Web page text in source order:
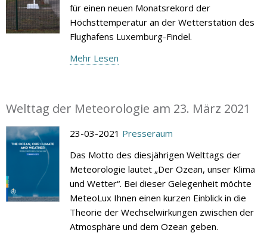
für einen neuen Monatsrekord der
Höchsttemperatur an der Wetterstation des
Flughafens Luxemburg-Findel.
Mehr Lesen
Welttag der Meteorologie am 23. März 2021
23-03-2021 Presseraum
Das Motto des diesjährigen Welttags der
Meteorologie lautet „Der Ozean, unser Klima
und Wetter“. Bei dieser Gelegenheit möchte
MeteoLux Ihnen einen kurzen Einblick in die
Theorie der Wechselwirkungen zwischen der
Atmosphäre und dem Ozean geben.